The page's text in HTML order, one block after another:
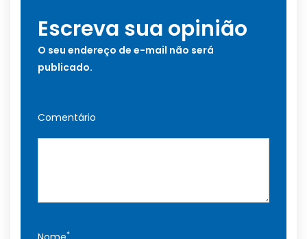
Escreva sua opinião
O seu endereço de e-mail não será
publicado.
Comentário
*